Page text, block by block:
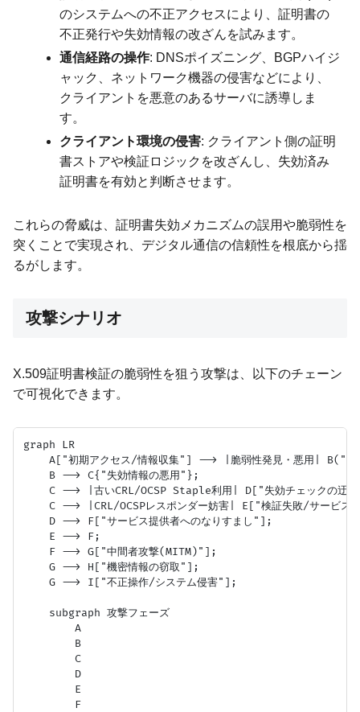
のシステムへの不正アクセスにより、証明書の
不正発行や失効情報の改ざんを試みます。
通信経路の操作: DNSポイズニング、BGPハイジ
ャック、ネットワーク機器の侵害などにより、
クライアントを悪意のあるサーバに誘導しま
す。
クライアント環境の侵害: クライアント側の証明
書ストアや検証ロジックを改ざんし、失効済み
証明書を有効と判断させます。
これらの脅威は、証明書失効メカニズムの誤用や脆弱性を
突くことで実現され、デジタル通信の信頼性を根底から揺
るがします。
攻撃シナリオ
X.509証明書検証の脆弱性を狙う攻撃は、以下のチェーン
で可視化できます。
graph LR
A["初期アクセス/情報収集"] --> |脆弱性発見・悪用| B("証
    B --> C{"失効情報の悪用"};
C --> |古いCRL/OCSP Staple利用| D["失効チェックの迂
C --> |CRL/OCSPレスポンダー妨害| E["検証失敗/サービス
    D --> F["サービス提供者へのなりすまし"];
    E --> F;
    F --> G["中間者攻撃(MITM)"];
    G --> H["機密情報の窃取"];
    G --> I["不正操作/システム侵害"];
    subgraph 攻撃フェーズ
        A
        B
        C
        D
        E
        F